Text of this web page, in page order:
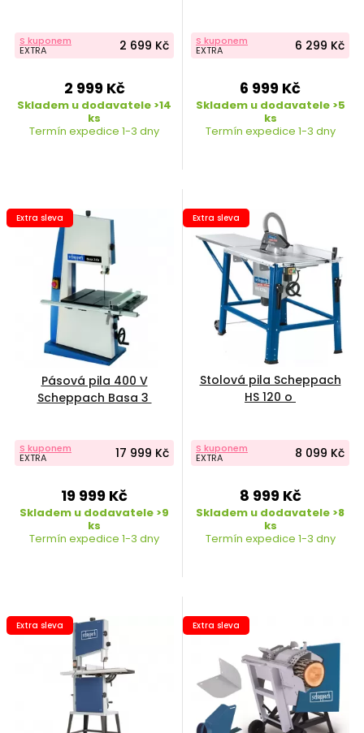
S kuponem
EXTRA 2 699 Kč
2 999 Kč
Skladem u dodavatele >14
ks
Termín expedice 1-3 dny
S kuponem
EXTRA 6 299 Kč
6 999 Kč
Skladem u dodavatele >5
ks
Termín expedice 1-3 dny
Extra sleva
Pásová pila 400 V
Scheppach Basa 3
S kuponem
EXTRA 17 999 Kč
19 999 Kč
Skladem u dodavatele >9
ks
Termín expedice 1-3 dny
Extra sleva
Stolová pila Scheppach
HS 120 o
S kuponem
EXTRA 8 099 Kč
8 999 Kč
Skladem u dodavatele >8
ks
Termín expedice 1-3 dny
Extra sleva Extra sleva